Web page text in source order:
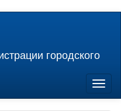
городского